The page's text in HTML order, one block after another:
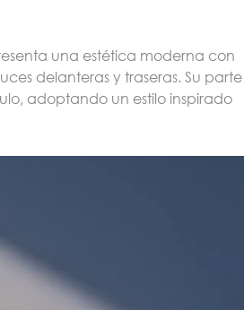
una estética moderna con
delanteras y traseras. Su parte
adoptando un estilo inspirado